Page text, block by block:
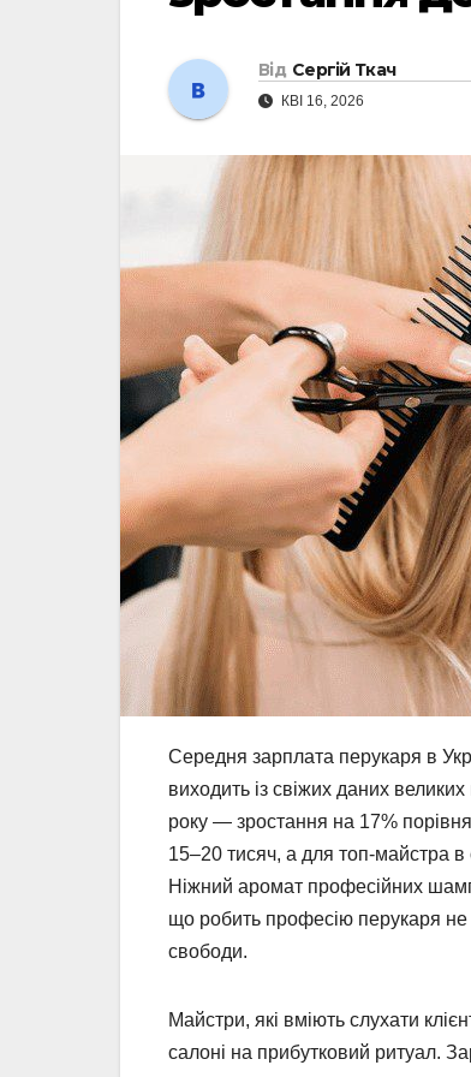
Від Сергій Ткач
КВІ 16, 2026
Середня зарплата перукаря в
виходить із свіжих даних
року — зростання на 17%
15–20 тисяч, а для топ-майстра в
Ніжний аромат професійних
що робить професію перукаря не
свободи.
Майстри, які вміють слухати
салоні на прибутковий ритуал.